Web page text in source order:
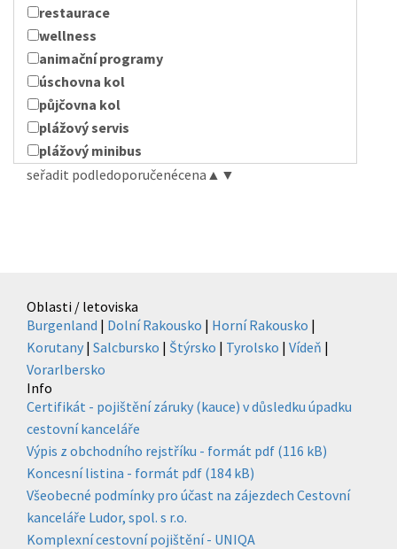
restaurace
wellness
animační programy
úschovna kol
půjčovna kol
plážový servis
plážový minibus
seřadit podledoporučenécena ▲ ▼
Oblasti / letoviska
Burgenland | Dolní Rakousko | Horní Rakousko |
Korutany | Salcbursko | Štýrsko | Tyrolsko | Vídeň |
Vorarlbersko
Info
Certifikát - pojištění záruky (kauce) v důsledku úpadku
cestovní kanceláře
Výpis z obchodního rejstříku - formát pdf (116 kB)
Koncesní listina - formát pdf (184 kB)
Všeobecné podmínky pro účast na zájezdech Cestovní
kanceláře Ludor, spol. s r.o.
Komplexní cestovní pojištění - UNIQA